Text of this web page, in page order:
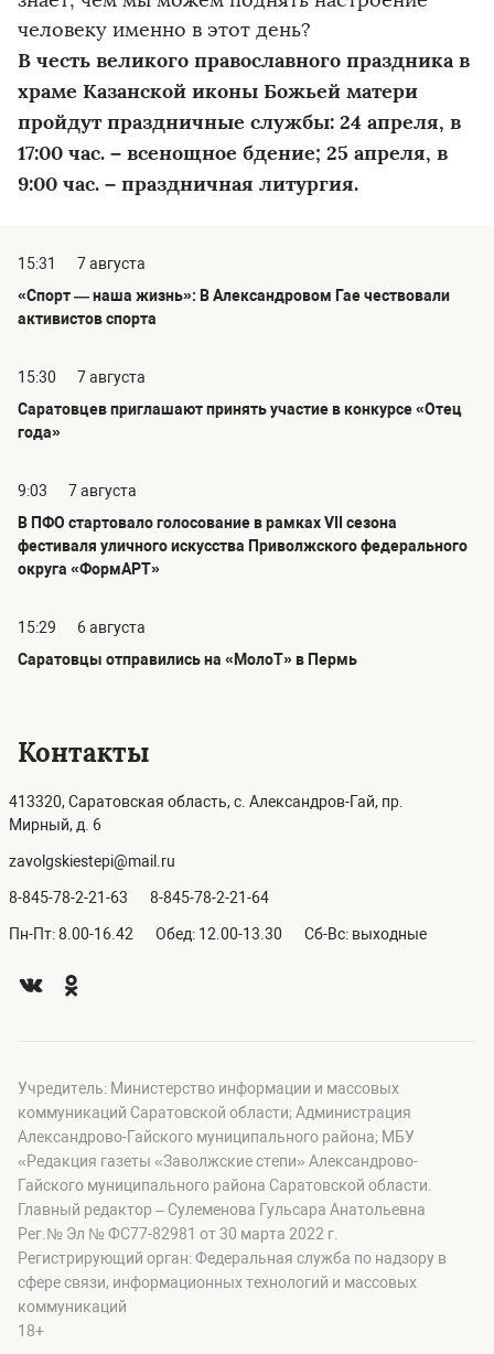
человеку именно в этот день?
В честь великого православного праздника в
храме Казанской иконы Божьей матери
пройдут праздничные службы: 24 апреля, в
17:00 час. – всенощное бдение; 25 апреля, в
9:00 час. – праздничная литургия.
15:31
7 августа
«Спорт — наша жизнь»: В Александровом Гае чествовали
активистов спорта
15:30
7 августа
Саратовцев приглашают принять участие в конкурсе «Отец
года»
9:03
7 августа
В ПФО стартовало голосование в рамках VII сезона
фестиваля уличного искусства Приволжского федерального
округа «ФормАРТ»
15:29
6 августа
Саратовцы отправились на «МолоТ» в Пермь
Контакты
413320, Саратовская область, с. Александров-Гай, пр.
Мирный, д. 6
zavolgskiestepi@mail.ru
8-845-78-2-21-63 8-845-78-2-21-64
Пн-Пт: 8.00-16.42 Обед: 12.00-13.30 Сб-Вс: выходные
Учредитель: Министерство информации и массовых
коммуникаций Саратовской области; Администрация
Александрово-Гайского муниципального района; МБУ
«Редакция газеты «Заволжские степи» Александрово-
Гайского муниципального района Саратовской области.
Главный редактор – Сулеменова Гульсара Анатольевна
Рег.№ Эл № ФС77-82981 от 30 марта 2022 г.
Регистрирующий орган: Федеральная служба по надзору в
сфере связи, информационных технологий и массовых
коммуникаций
18+